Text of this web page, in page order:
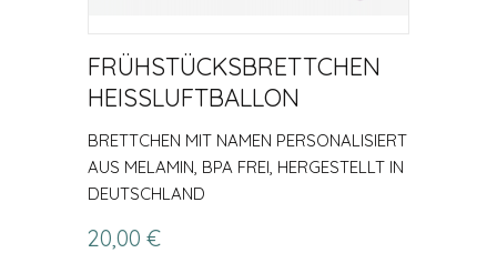
FRÜHSTÜCKSBRETTCHEN
HEISSLUFTBALLON
BRETTCHEN MIT NAMEN PERSONALISIERT
AUS MELAMIN, BPA FREI, HERGESTELLT IN
DEUTSCHLAND
20,00 €